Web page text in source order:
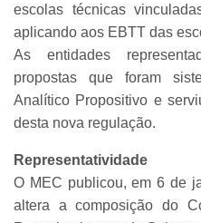
escolas técnicas
aplicando aos EBTT das
As entidades
propostas que foram
Analítico Propositivo e
desta nova regulação.
Representatividade
O MEC publicou, em 6 de
altera a composição do